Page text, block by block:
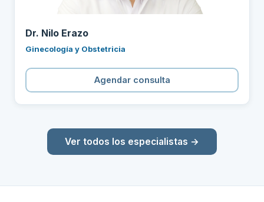
Dr. Nilo Erazo
Ginecología y Obstetricia
Agendar consulta
Ver todos los especialistas →